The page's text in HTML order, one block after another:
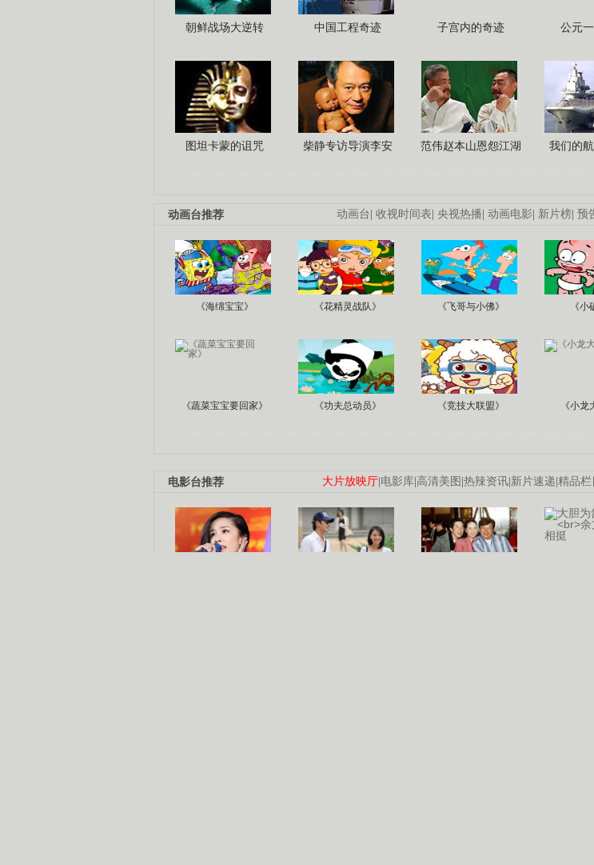
朝鲜战场大逆转 中国工程奇迹 子宫内的奇迹 公元
图坦卡蒙的诅咒 柴静专访导演李安 范伟赵本山恩怨江湖 我们的
动画台 收视时间表 央视热播 动画电影 新片榜 预
动画台推荐
《海绵宝宝》 《花精灵战队》 《飞哥与小佛》 《小
《蔬菜宝宝要回家》 《功夫总动员》 《竞技大联盟》 《小龙
大片放映厅 电影库 高清美图 热辣资讯 新片速递 精品栏
电影台推荐